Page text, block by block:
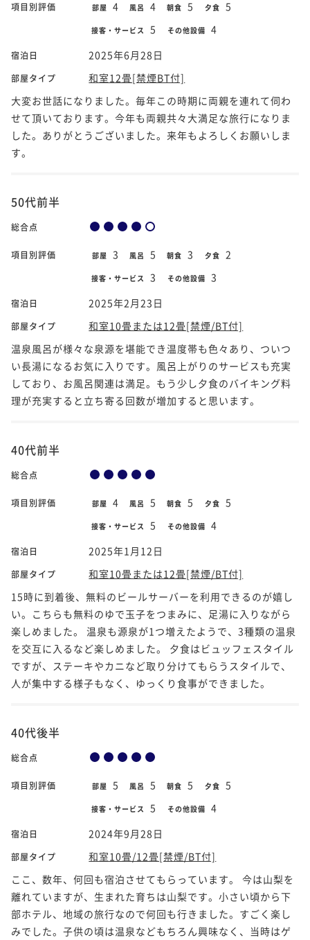
項目別評価 部屋 4 風呂 4 朝食 5 夕食 5
接客・サービス 5 その他設備 4
宿泊日 2025年6月28日
部屋タイプ
和室12畳[禁煙BT付]
大変お世話になりました。毎年この時期に両親を連れて伺わ
せて頂いております。今年も両親共々大満足な旅行になりま
した。ありがとうございました。来年もよろしくお願いしま
す。
50代前半
総合点
項目別評価 部屋 3 風呂 5 朝食 3 夕食 2
接客・サービス 3 その他設備 3
宿泊日 2025年2月23日
部屋タイプ
和室10畳または12畳[禁煙/BT付]
温泉風呂が様々な泉源を堪能でき温度帯も色々あり、ついつ
い長湯になるお気に入りです。風呂上がりのサービスも充実
しており、お風呂関連は満足。もう少し夕食のバイキング料
理が充実すると立ち寄る回数が増加すると思います。
40代前半
総合点
項目別評価 部屋 4 風呂 5 朝食 5 夕食 5
接客・サービス 5 その他設備 4
宿泊日 2025年1月12日
部屋タイプ
和室10畳または12畳[禁煙/BT付]
15時に到着後、無料のビールサーバーを利用できるのが嬉し
い。こちらも無料のゆで玉子をつまみに、足湯に入りながら
楽しめました。 温泉も源泉が1つ増えたようで、3種類の温泉
を交互に入るなど楽しめました。 夕食はビュッフェスタイル
ですが、ステーキやカニなど取り分けてもらうスタイルで、
人が集中する様子もなく、ゆっくり食事ができました。
40代後半
総合点
項目別評価 部屋 5 風呂 5 朝食 5 夕食 5
接客・サービス 5 その他設備 4
宿泊日 2024年9月28日
部屋タイプ
和室10畳/12畳[禁煙/BT付]
ここ、数年、何回も宿泊させてもらっています。 今は山梨を
離れていますが、生まれた育ちは山梨です。小さい頃から下
部ホテル、地域の旅行なので何回も行きました。すごく楽し
みでした。子供の頃は温泉などもちろん興味なく、当時はゲ